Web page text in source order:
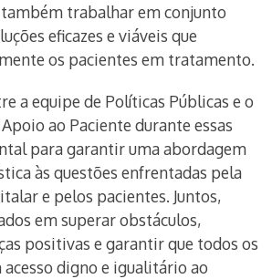
trabalhar em conjunto
eficazes e viáveis que
os pacientes em tratamento.
a equipe de Políticas Públicas e o
ao Paciente durante essas
para garantir uma abordagem
às questões enfrentadas pela
e pelos pacientes. Juntos,
em superar obstáculos,
positivas e garantir que todos os
digno e igualitário ao